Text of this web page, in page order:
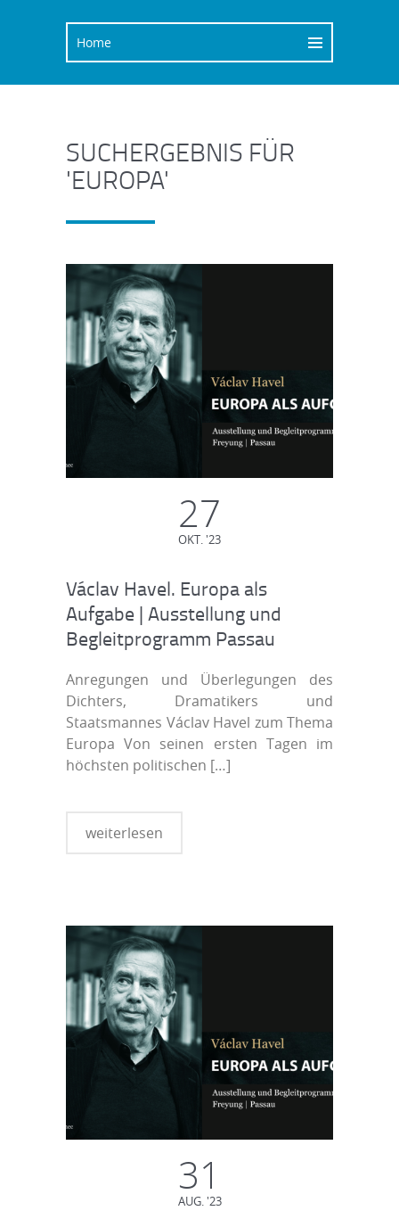
SUCHERGEBNIS FÜR
'EUROPA'
27
OKT. '23
Václav Havel. Europa als
Aufgabe | Ausstellung und
Begleitprogramm Passau
Anregungen und Überlegungen des
Dichters, Dramatikers und
Staatsmannes Václav Havel zum Thema
Europa Von seinen ersten Tagen im
höchsten politischen […]
weiterlesen
31
AUG. '23